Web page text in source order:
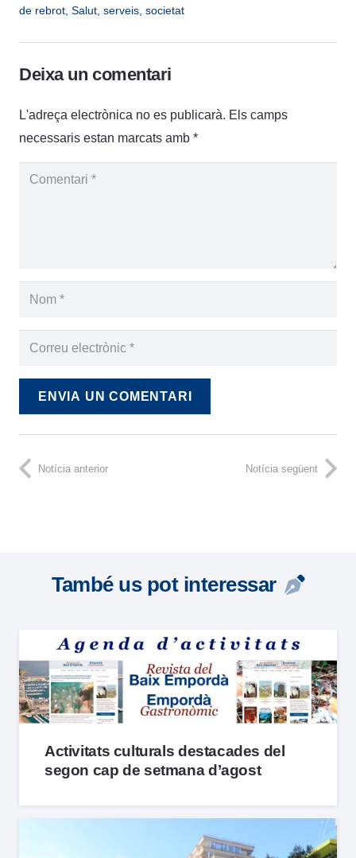
de rebrot Salut serveis societat
Deixa un comentari
L'adreça electrònica no es publicarà. Els camps
necessaris estan marcats amb *
ENVIA UN COMENTARI
Notícia anterior Notícia següent
També us pot interessar
Activitats culturals destacades del
segon cap de setmana d’agost